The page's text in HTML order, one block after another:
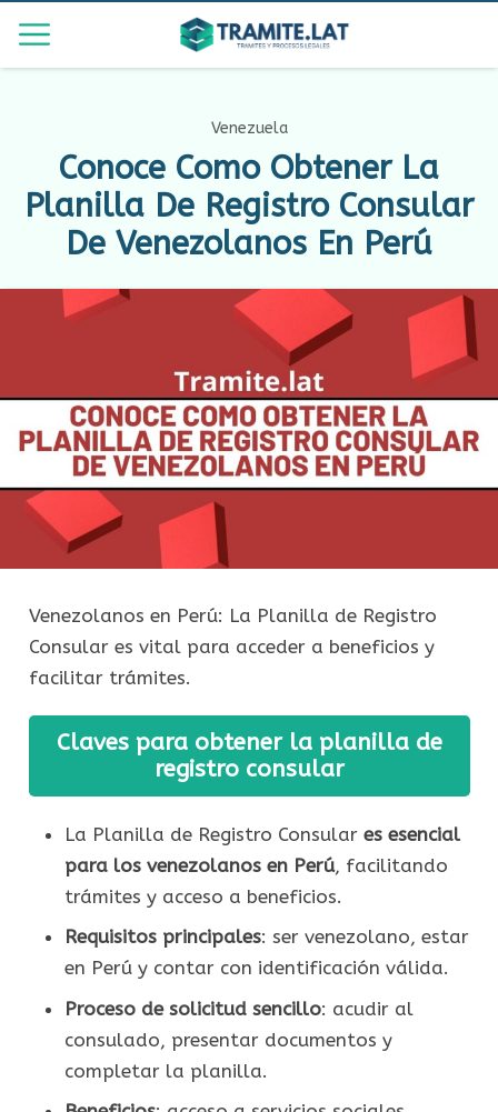
Venezuela
Conoce Como Obtener La
Planilla De Registro Consular
De Venezolanos En Perú
Venezolanos en Perú: La Planilla de Registro
Consular es vital para acceder a beneficios y
facilitar trámites.
Claves para obtener la planilla de
registro consular
La Planilla de Registro Consulares esencial
para los venezolanos en Perú, facilitando
trámites y acceso a beneficios.
Requisitos principales: ser venezolano, estar
en Perú y contar con identificación válida.
Proceso de solicitud sencillo: acudir al
consulado, presentar documentos y
completar la planilla.